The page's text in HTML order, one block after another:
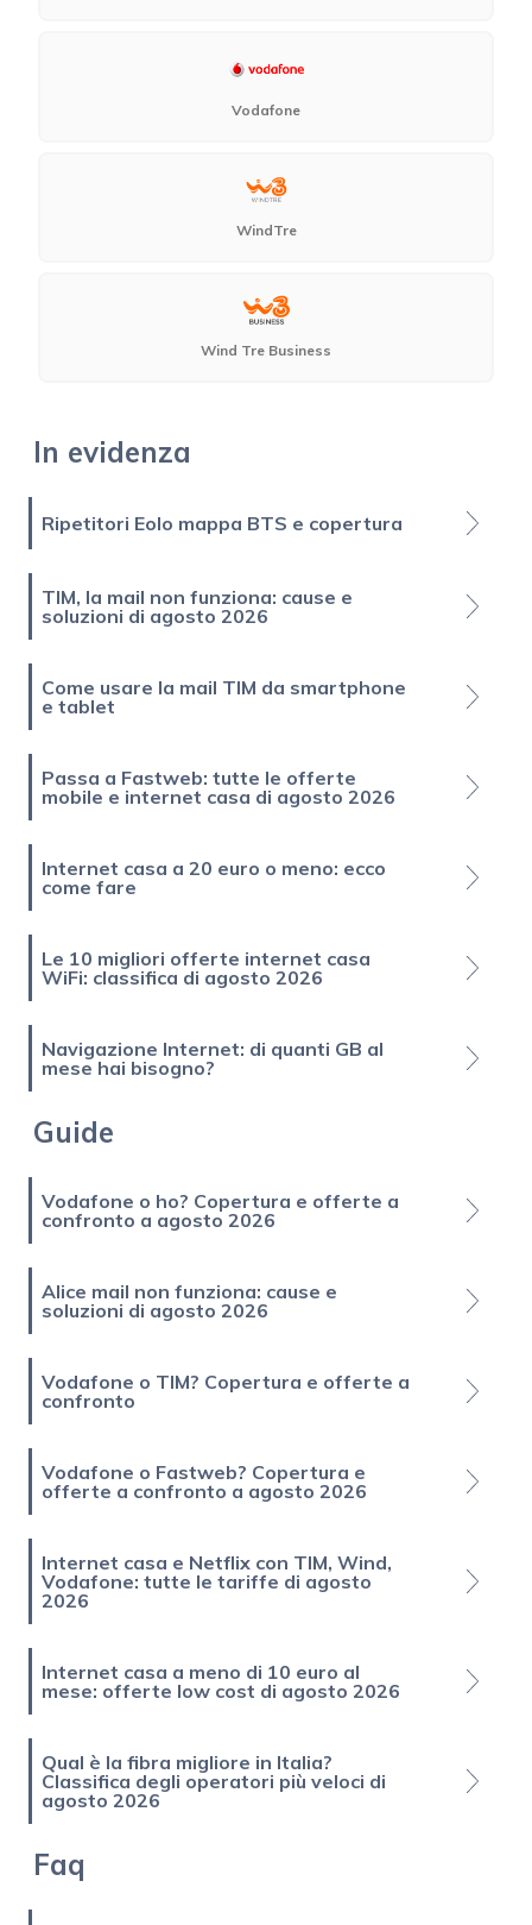
Vodafone
WindTre
Wind Tre Business
In evidenza
Ripetitori Eolo mappa BTS e copertura
TIM, la mail non funziona: cause e
soluzioni di agosto 2026
Come usare la mail TIM da smartphone
e tablet
Passa a Fastweb: tutte le offerte
mobile e internet casa di agosto 2026
Internet casa a 20 euro o meno: ecco
come fare
Le 10 migliori offerte internet casa
WiFi: classifica di agosto 2026
Navigazione Internet: di quanti GB al
mese hai bisogno?
Guide
Vodafone o ho? Copertura e offerte a
confronto a agosto 2026
Alice mail non funziona: cause e
soluzioni di agosto 2026
Vodafone o TIM? Copertura e offerte a
confronto
Vodafone o Fastweb? Copertura e
offerte a confronto a agosto 2026
Internet casa e Netflix con TIM, Wind,
Vodafone: tutte le tariffe di agosto
2026
Internet casa a meno di 10 euro al
mese: offerte low cost di agosto 2026
Qual è la fibra migliore in Italia?
Classifica degli operatori più veloci di
agosto 2026
Faq